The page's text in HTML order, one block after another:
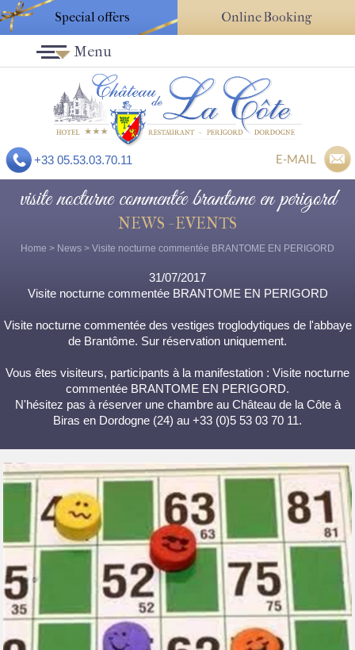
Special offers Online Booking
+33 05.53.03.70.11 E-MAIL
Menu
visite nocturne commentée brantome en perigord
NEWS - EVENTS
Home > News > Visite nocturne commentée BRANTOME EN PERIGORD
31/07/2017
Visite nocturne commentée BRANTOME EN PERIGORD
Visite nocturne commentée des vestiges troglodytiques de l'abbaye
de Brantôme. Sur réservation uniquement.
Vous êtes visiteurs, participants à la manifestation : Visite nocturne
commentée BRANTOME EN PERIGORD.
N'hésitez pas à réserver une chambre au Château de la Côte à
Biras en Dordogne (24) au +33 (0)5 53 03 70 11.